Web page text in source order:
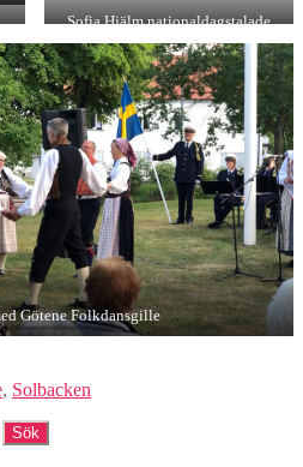
Sofia Hjälm nationaldagstalade
Götene Folkdansgille
, Solbacken